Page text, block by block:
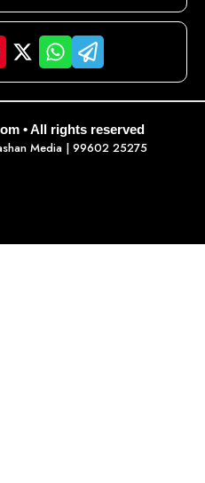
• All rights reserved
Media| 99602 25275